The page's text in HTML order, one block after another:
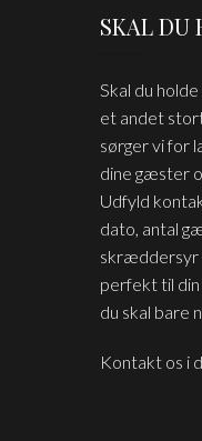
SKAL DU
Skal du
et andet
sørger vi for
dine gæster
Udfyld
dato, antal
skræddersyr
perfekt til din
du skal bare
Kontakt os i